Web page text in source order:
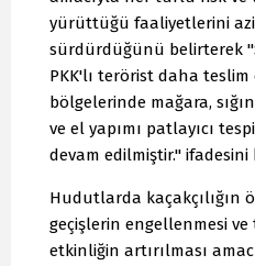
yürüttüğü faaliyetlerini
sürdürdüğünü belirterek
PKK'lı terörist daha
bölgelerinde mağara,
ve el yapımı patlayıcı
devam edilmiştir." ifadesini
Hudutlarda kaçakçılığın
geçişlerin engellenmesi
etkinliğin artırılması